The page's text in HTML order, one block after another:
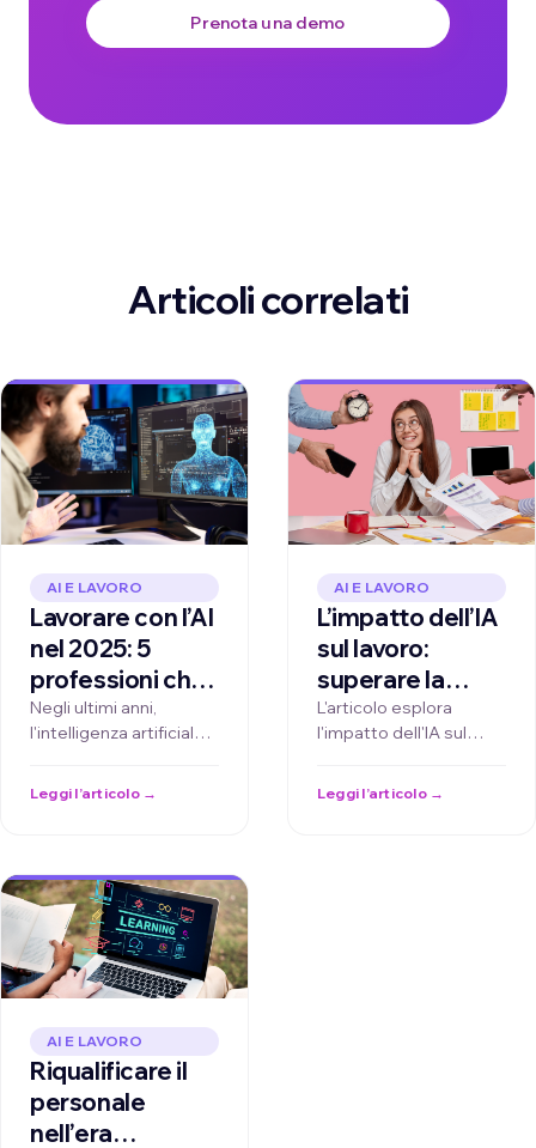
Prenota una demo
Articoli correlati
AI E LAVORO
Lavorare con l’AI
nel 2025: 5
professioni che
cambieranno
completamente
l’intelligenza
Negli ultimi anni,
l'intelligenza artificiale
modificando il modo in
Leggi l’articolo →
AI E LAVORO
L’impatto dell’IA
sul lavoro:
superare la
resistenza al
cambiamento e
riqualificazione
L'articolo esplora
l'impatto dell'IA sul
la resistenza al
Leggi l’articolo →
AI E LAVORO
Riqualificare il
personale
nell’era